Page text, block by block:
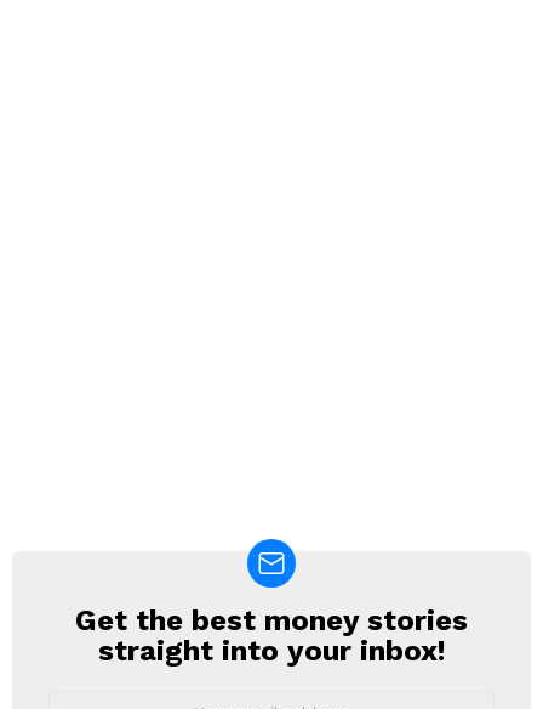
NEWSLETTER
Get the best money stories
straight into your inbox!